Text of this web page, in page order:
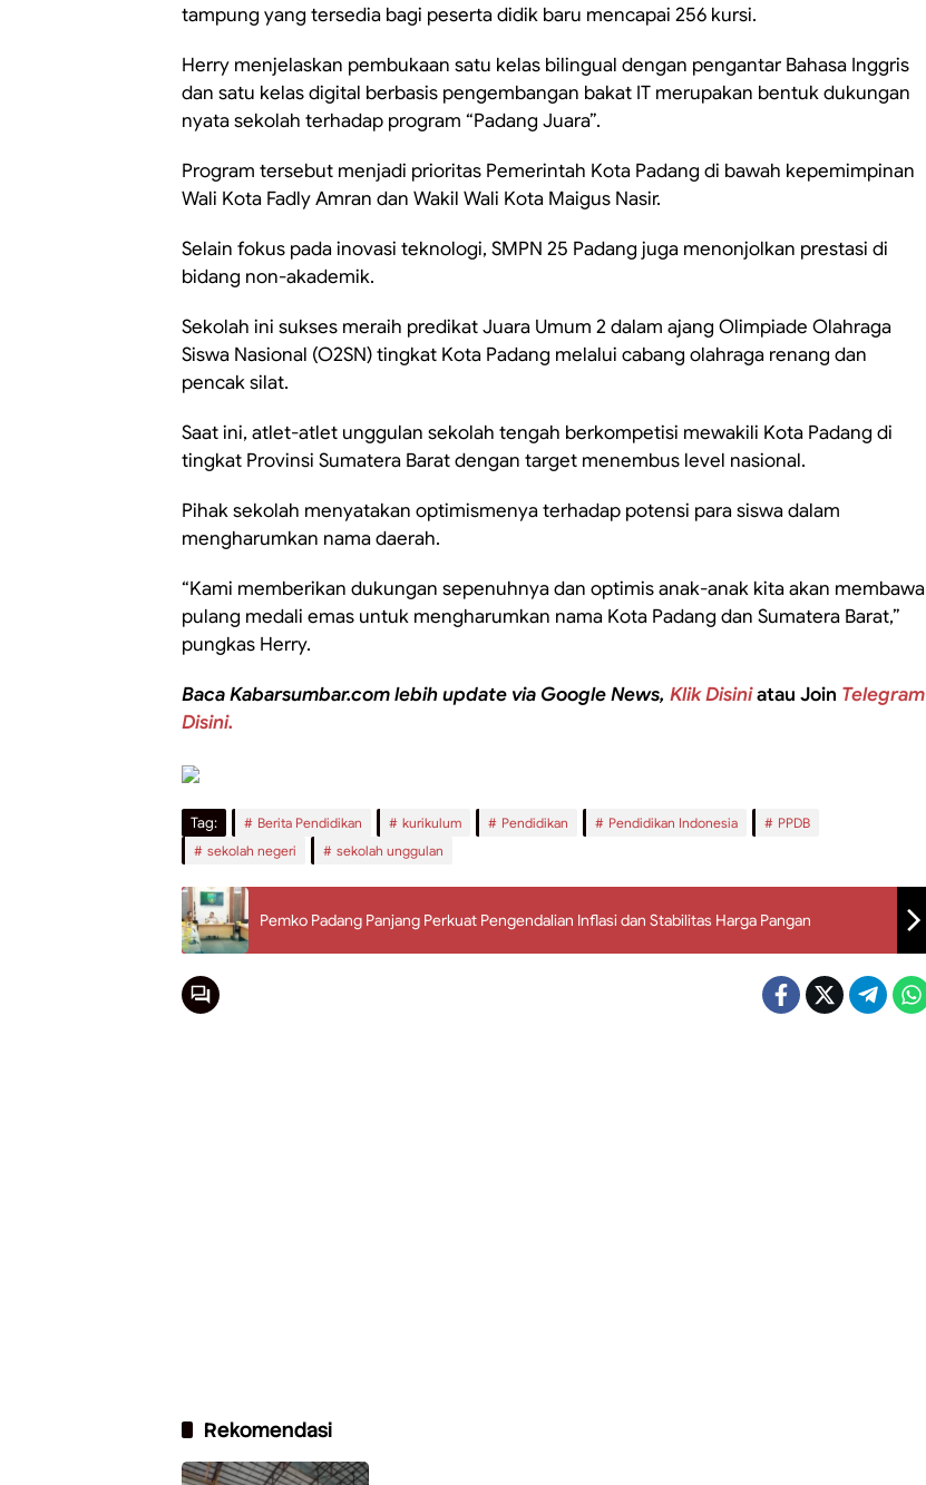
tampung yang tersedia bagi peserta didik baru mencapai 256 kursi.
Herry menjelaskan pembukaan satu kelas bilingual dengan pengantar Bahasa Inggris
dan satu kelas digital berbasis pengembangan bakat IT merupakan bentuk dukungan
nyata sekolah terhadap program “Padang Juara”.
Program tersebut menjadi prioritas Pemerintah Kota Padang di bawah kepemimpinan
Wali Kota Fadly Amran dan Wakil Wali Kota Maigus Nasir.
Selain fokus pada inovasi teknologi, SMPN 25 Padang juga menonjolkan prestasi di
bidang non-akademik.
Sekolah ini sukses meraih predikat Juara Umum 2 dalam ajang Olimpiade Olahraga
Siswa Nasional (O2SN) tingkat Kota Padang melalui cabang olahraga renang dan
pencak silat.
Saat ini, atlet-atlet unggulan sekolah tengah berkompetisi mewakili Kota Padang di
tingkat Provinsi Sumatera Barat dengan target menembus level nasional.
Pihak sekolah menyatakan optimismenya terhadap potensi para siswa dalam
mengharumkan nama daerah.
“Kami memberikan dukungan sepenuhnya dan optimis anak-anak kita akan membawa
pulang medali emas untuk mengharumkan nama Kota Padang dan Sumatera Barat,”
pungkas Herry.
Baca Kabarsumbar.com lebih update via Google News, Klik Disiniatau Join Telegram
Disini.
Tag: Berita Pendidikan kurikulum Pendidikan Pendidikan Indonesia
PPDB
sekolah negeri
sekolah unggulan
Pemko Padang Panjang Perkuat Pengendalian Inflasi dan Stabilitas Harga Pangan
Rekomendasi